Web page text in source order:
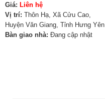
Giá: Liên hệ
Vị trí: Thôn Hạ, Xã Cửu Cao,
Huyện Văn Giang, Tỉnh Hưng Yên
Bàn giao nhà: Đang cập nhật